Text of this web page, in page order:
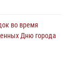
во время
Дню города